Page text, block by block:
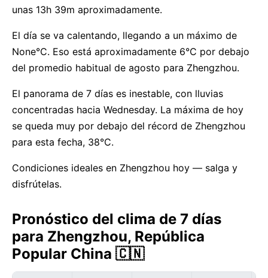
unas 13h 39m aproximadamente.
El día se va calentando, llegando a un máximo de
None°C. Eso está aproximadamente 6°C por debajo
del promedio habitual de agosto para Zhengzhou.
El panorama de 7 días es inestable, con lluvias
concentradas hacia Wednesday. La máxima de hoy
se queda muy por debajo del récord de Zhengzhou
para esta fecha, 38°C.
Condiciones ideales en Zhengzhou hoy — salga y
disfrútelas.
Pronóstico del clima de 7 días
para Zhengzhou, República
Popular China 🇨🇳